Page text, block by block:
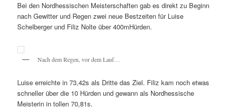
Bei den Nordhessischen Meisterschaften gab es direkt zu Beginn
nach Gewitter und Regen zwei neue Bestzeiten für Luise
Schelberger und Filiz Nolte über 400mHürden.
Nach dem Regen, vor dem Lauf…
Luise erreichte in 73,42s als Dritte das Ziel. Filiz kam noch etwas
schneller über die 10 Hürden und gewann als Nordhessische
Meisterin in tollen 70,81s.